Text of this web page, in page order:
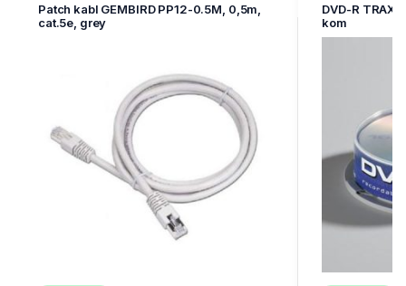
Patch kabl GEMBIRD PP12-0.5M, 0,5m,
cat.5e, grey
DVD-R
kom